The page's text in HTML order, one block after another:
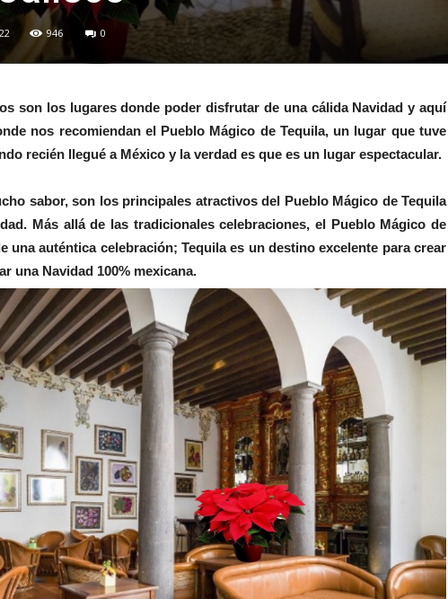
946 0
son los lugares donde poder disfrutar de una cálida Navidad y aquí
nos recomiendan el Pueblo Mágico de Tequila, un lugar que tuve
recién llegué a México y la verdad es que es un lugar espectacular.
sabor, son los principales atractivos del Pueblo Mágico de Tequila
Más allá de las tradicionales celebraciones, el Pueblo Mágico de
una auténtica celebración; Tequila es un destino excelente para crear
una Navidad 100% mexicana.